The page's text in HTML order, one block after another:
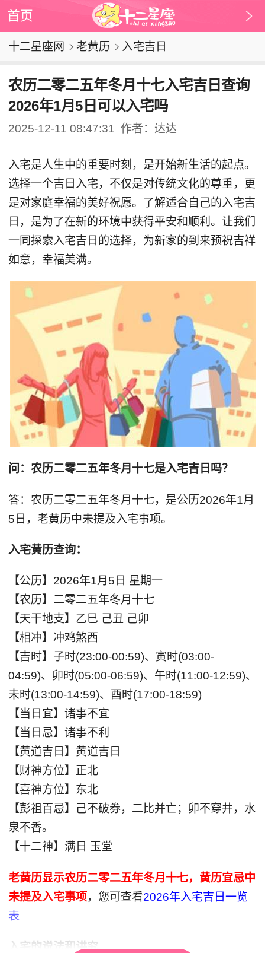
首页
十二星座网 老黄历 入宅吉日
农历二零二五年冬月十七入宅吉日查询
2026年1月5日可以入宅吗
2025-12-11 08:47:31 作者：达达
入宅是人生中的重要时刻，是开始新生活的起点。
选择一个吉日入宅，不仅是对传统文化的尊重，更
是对家庭幸福的美好祝愿。了解适合自己的入宅吉
日，是为了在新的环境中获得平安和顺利。让我们
一同探索入宅吉日的选择，为新家的到来预祝吉祥
如意，幸福美满。
问：农历二零二五年冬月十七是入宅吉日吗？
答：农历二零二五年冬月十七，是公历2026年1月
5日，老黄历中未提及入宅事项。
入宅黄历查询：
【公历】2026年1月5日 星期一
【农历】二零二五年冬月十七
【天干地支】乙巳 己丑 己卯
【相冲】冲鸡煞西
【吉时】子时(23:00-00:59)、寅时(03:00-
04:59)、卯时(05:00-06:59)、午时(11:00-12:59)、
未时(13:00-14:59)、酉时(17:00-18:59)
【当日宜】诸事不宜
【当日忌】诸事不利
【黄道吉日】黄道吉日
【财神方位】正北
【喜神方位】东北
【彭祖百忌】己不破券，二比并亡；卯不穿井，水
泉不香。
【十二神】满日 玉堂
老黄历显示农历二零二五年冬月十七，黄历宜忌中
未提及入宅事项，您可查看2026年入宅吉日一览
表
入宅的说法和讲究